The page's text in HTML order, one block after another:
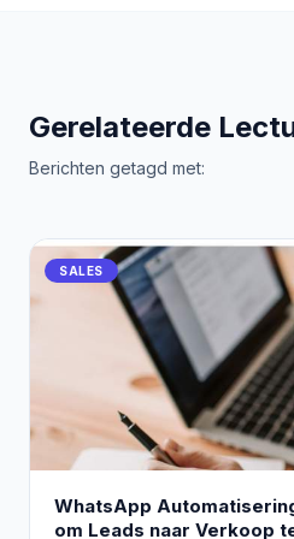
Gerelateerde
Berichten getagd met:
SALES
WhatsApp
om Leads naar Verkoop